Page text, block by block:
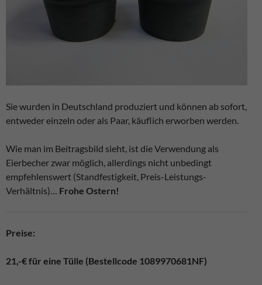
Sie wurden in Deutschland produziert und können ab sofort,
entweder einzeln oder als Paar, käuflich erworben werden.
Wie man im Beitragsbild sieht, ist die Verwendung als
Eierbecher zwar möglich, allerdings nicht unbedingt
empfehlenswert (Standfestigkeit, Preis-Leistungs-
Verhältnis)… Frohe Ostern!
Preise:
21,-€ für eine Tülle (Bestellcode 1089970681NF)